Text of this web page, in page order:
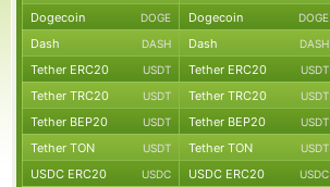
Dogecoin DOGE Dogecoin DOGE
Dash DASH Dash DASH
Tether ERC20 USDT Tether ERC20 USDT
Tether TRC20 USDT Tether TRC20 USDT
Tether BEP20 USDT Tether BEP20 USDT
Tether TON USDT Tether TON USDT
USDC ERC20 USDC USDC ERC20 USDC